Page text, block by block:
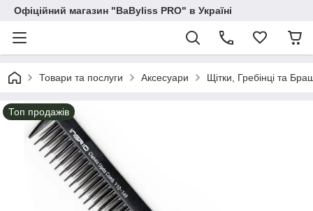
Офіційний магазин "BaByliss PRO" в Україні
Товари та послуги Аксесуари Щітки, Гребінці та
Топ продажів